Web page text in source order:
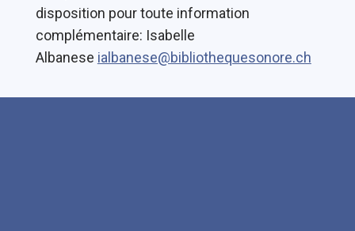
disposition pour toute information
complémentaire: Isabelle
Albanese ialbanese@bibliothequesonore.ch